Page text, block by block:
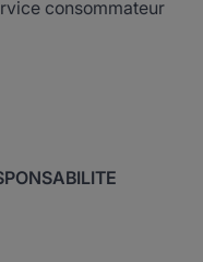
consommateur